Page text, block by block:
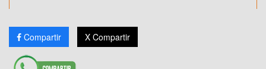
Compartir X Compartir